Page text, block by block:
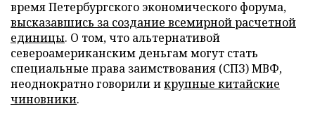
время Петербургского экономического форума,
высказавшись за создание всемирной расчетной
единицы. О том, что альтернативой
североамериканским деньгам могут стать
специальные права заимствования (СПЗ) МВФ,
неоднократно говорили икрупные китайские
чиновники.